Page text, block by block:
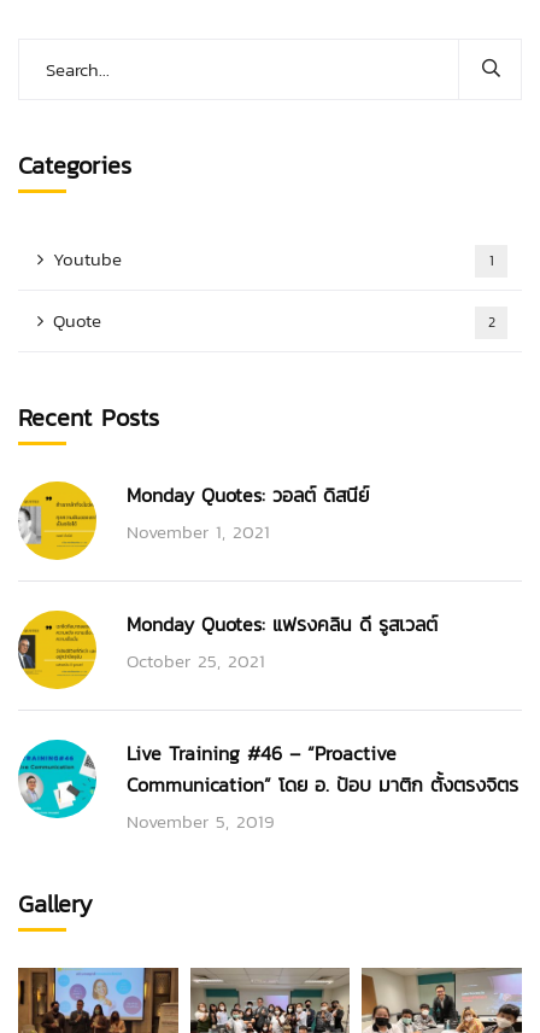
Categories
Youtube 1
Quote 2
Recent Posts
Monday Quotes: วอลต์ ดิสนีย์
November 1, 2021
Monday Quotes: แฟรงคลิน ดี รูสเวลต์
October 25, 2021
Live Training #46 – “Proactive
Communication” โดย อ. ป้อบ มาติก ตั้งตรงจิตร
November 5, 2019
Gallery